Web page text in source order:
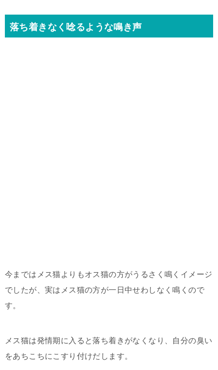
落ち着きなく唸るような鳴き声
今まではメス猫よりもオス猫の方がうるさく鳴くイメージ
でしたが、実はメス猫の方が一日中せわしなく鳴くので
す。
メス猫は発情期に入ると落ち着きがなくなり、自分の臭い
をあちこちにこすり付けだします。